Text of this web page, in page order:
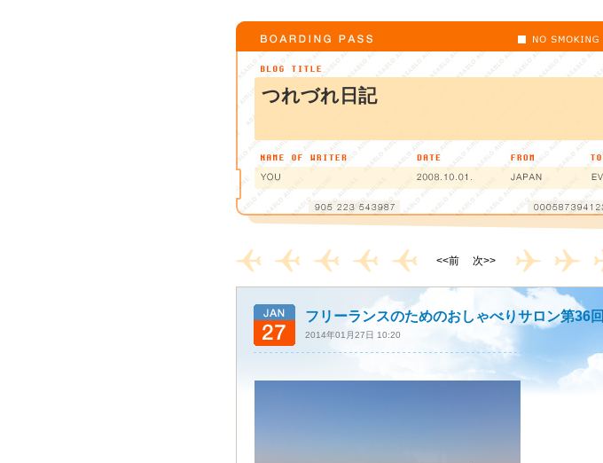
つれづれ日記
<<前 次>>
フリーランスのためのおしゃべりサロン第36回
2014年01月27日 10:20